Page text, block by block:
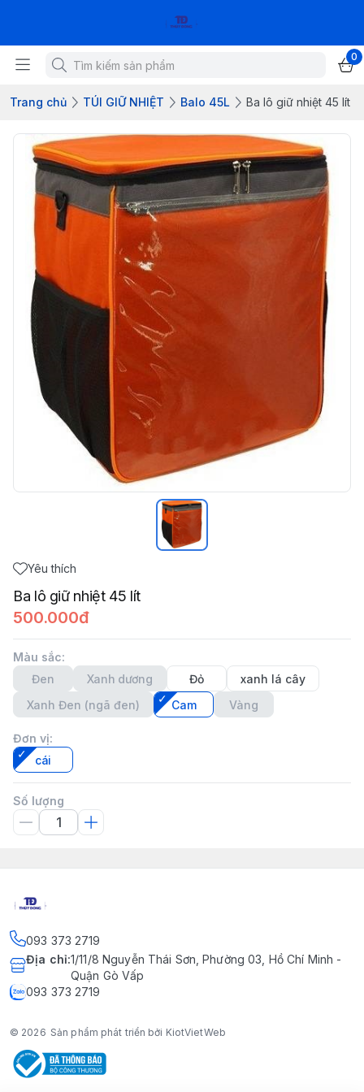
0
Trang chủ TÚI GIỮ NHIỆT Balo 45L Ba lô giữ nhiệt 45 lít
Yêu thích
Ba lô giữ nhiệt 45 lít
500.000đ
Màu sắc:
Đen
Xanh dương Đỏ
xanh lá cây
Xanh Đen (ngã đen)
Cam Vàng
Đơn vị:
cái
Số lượng
093 373 2719
Địa chỉ:1/11/8 Nguyễn Thái Sơn, Phường 03, Hồ Chí Minh -
Quận Gò Vấp
093 373 2719
© 2026 Sản phẩm phát triển bởi KiotVietWeb